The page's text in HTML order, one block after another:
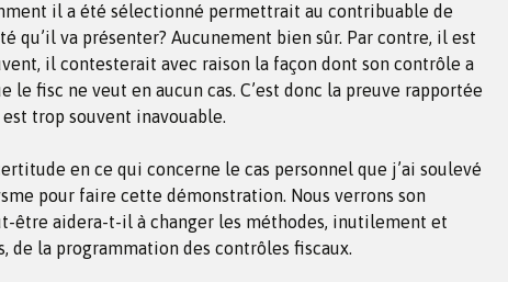
il a été sélectionné permettrait au contribuable de
qu’il va présenter? Aucunement bien sûr. Par contre, il est
il contesterait avec raison la façon dont son contrôle a
le fisc ne veut en aucun cas. C’est donc la preuve rapportée
trop souvent inavouable.
en ce qui concerne le cas personnel que j’ai soulevé
pour faire cette démonstration. Nous verrons son
être aidera-t-il à changer les méthodes, inutilement et
de la programmation des contrôles fiscaux.